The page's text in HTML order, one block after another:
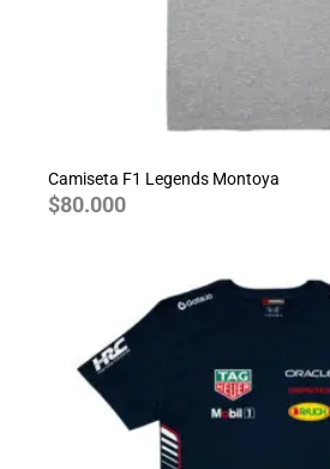
Camiseta F1 Legends Montoya
$80.000